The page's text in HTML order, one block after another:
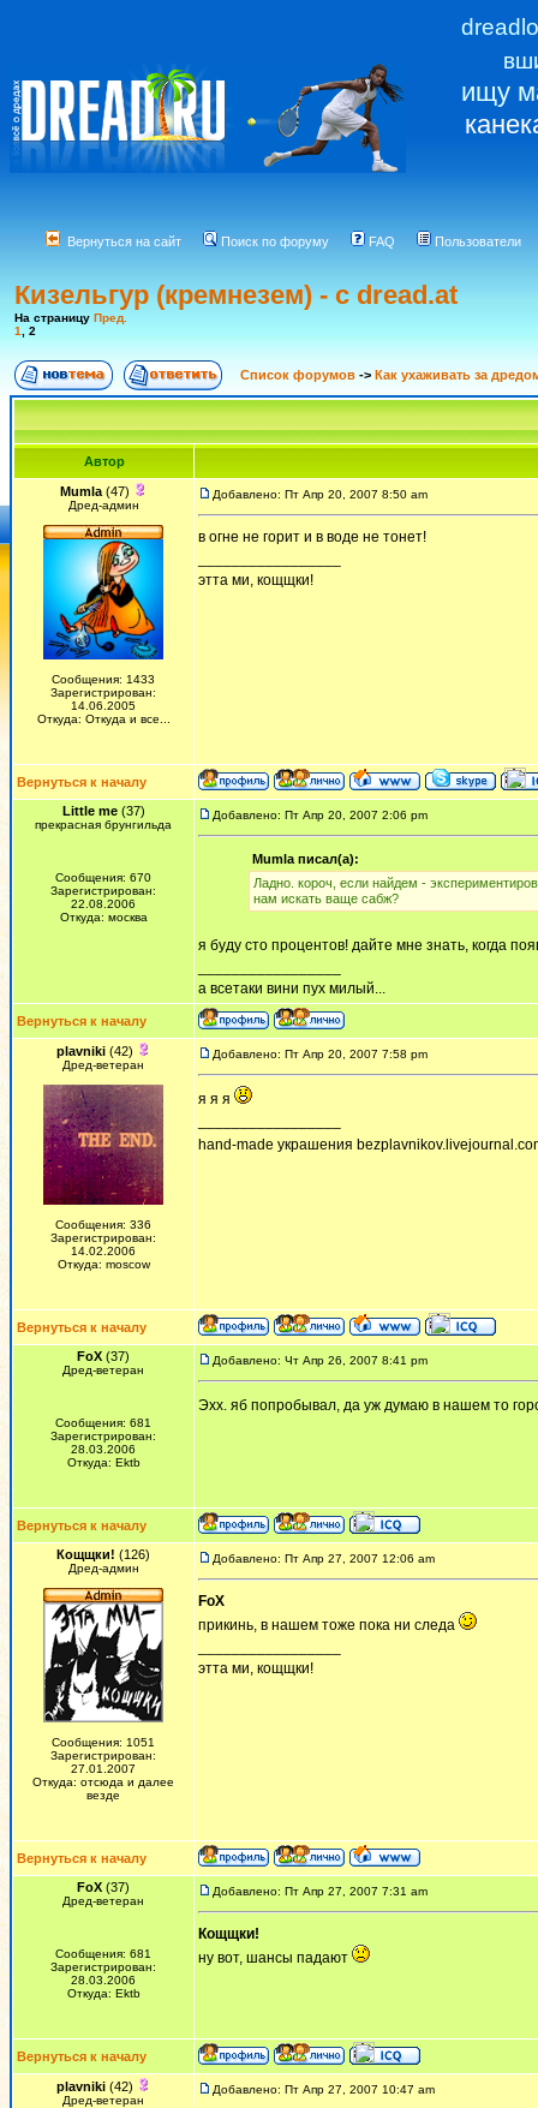
ищу
Вернуться на сайт Поиск по форуму FAQ Пользователи
Кизельгур (кремнезем) - с dread.at
На страницу Пред.
1
2
Список форумов -> Как ухаживать за
Автор
Mumla (47)
Дред-админ
Сообщения: 1433
Зарегистрирован:
14.06.2005
Откуда: Откуда и все...
Добавлено: Пт Апр 20, 2007 8:50 am
в огне не горит и в воде не тонет!
этта ми, кощщки!
Вернуться к началу
Little me(37)
прекрасная брунгильда
Сообщения: 670
Зарегистрирован:
22.08.2006
Откуда: москва
Добавлено: Пт Апр 20, 2007 2:06 pm
Mumla писал(а):
Ладно. короч, если найдем -
нам искать ваще сабж?
я буду сто процентов! дайте мне знать, когда
а всетаки вини пух милый...
Вернуться к началу
plavniki (42)
Дред-ветеран
Сообщения: 336
Зарегистрирован:
14.02.2006
Откуда: moscow
Добавлено: Пт Апр 20, 2007 7:58 pm
я я я
hand-made украшения
Вернуться к началу
FoX (37)
Дред-ветеран
Сообщения: 681
Зарегистрирован:
28.03.2006
Откуда: Ektb
Добавлено: Чт Апр 26, 2007 8:41 pm
Эхх. яб попробывал, да уж думаю в нашем то
Вернуться к началу
Кощщки! (126)
Дред-админ
Сообщения: 1051
Зарегистрирован:
27.01.2007
Откуда: отсюда и далее
везде
Добавлено: Пт Апр 27, 2007 12:06 am
FoX
прикинь, в нашем тоже пока ни следа
этта ми, кощщки!
Вернуться к началу
FoX (37)
Дред-ветеран
Сообщения: 681
Зарегистрирован:
28.03.2006
Откуда: Ektb
Добавлено: Пт Апр 27, 2007 7:31 am
Кощщки!
ну вот, шансы падают
Вернуться к началу
plavniki (42)
Дред-ветеран
Добавлено: Пт Апр 27, 2007 10:47 am